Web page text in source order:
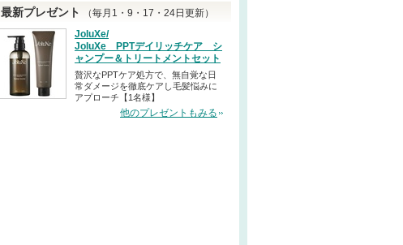
最新プレゼント
（毎月1・9・17・24日更新）
JoluXe/
JoluXe PPTデイリッチケア シ
ャンプー＆トリートメントセット
贅沢なPPTケア処方で、無自覚な日
常ダメージを徹底ケアし毛髪悩みに
アプローチ【1名様】
他のプレゼントもみる